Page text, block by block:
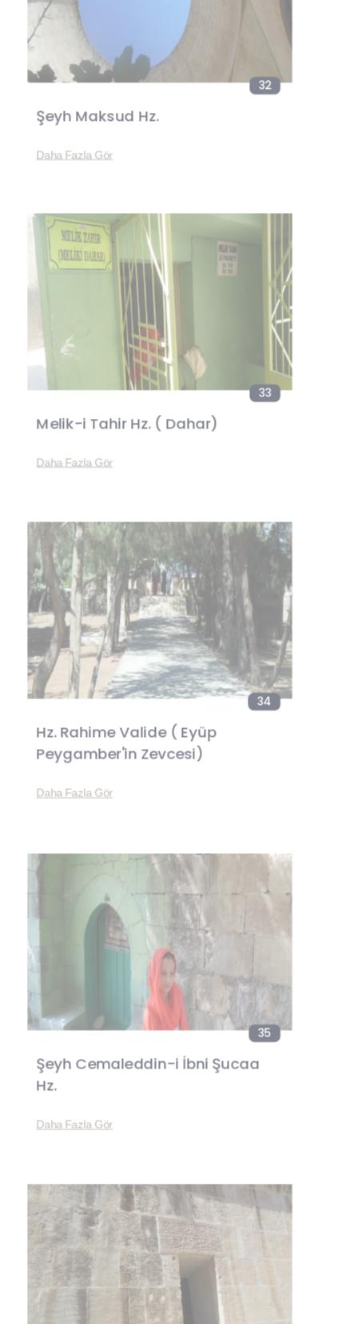
32
Şeyh Maksud Hz.
Daha Fazla Gör
33
Melik-i Tahir Hz. ( Dahar)
Daha Fazla Gör
34
Hz. Rahime Valide ( Eyüp
Peygamber'in Zevcesi)
Daha Fazla Gör
35
Şeyh Cemaleddin-i İbni Şucaa
Hz.
Daha Fazla Gör